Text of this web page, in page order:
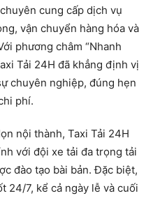
cung cấp dịch vụ
vận chuyển hàng hóa và
phương châm “Nhanh
Tải 24H đã khẳng định vị
chuyên nghiệp, đúng hẹn
phí.
nội thành, Taxi Tải 24H
với đội xe tải đa trọng tải
đào tạo bài bản. Đặc biệt,
24/7, kể cả ngày lễ và cuối